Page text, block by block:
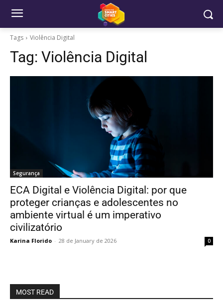
Tags Violência Digital
Tag: Violência Digital
Segurança
ECA Digital e Violência Digital: por que
proteger crianças e adolescentes no
ambiente virtual é um imperativo
civilizatório
Karina Florido - 28 de January de 2026 0
MOST READ